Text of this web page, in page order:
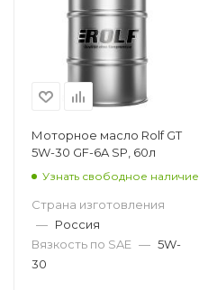
Моторное масло Rolf GT
5W-30 GF-6A SP, 60л
Узнать свободное наличие
Страна изготовления
— Россия
Вязкость по SAE — 5W-
30